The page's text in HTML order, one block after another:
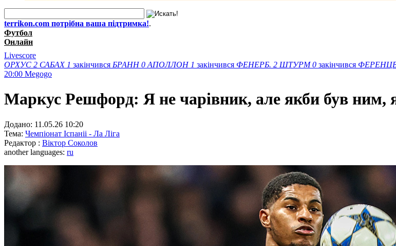
terrikon.com потрібна ваша підтримка!.
Футбол
Онлайн
Livescore
ОРХУС 2 САБАХ 1 закінчився БРАНН 0 АПОЛЛОН 1 закінчився ФЕНЕРБ. 2 ШТУРМ 0 закінчився
20:00 Megogo
Маркус Решфорд: Я не чарівник, але якби був ним,
Додано: 11.05.26 10:20
Тема: Чемпіонат Іспаніі - Ла Ліга
Редактор : Віктор Соколов
another languages: ru